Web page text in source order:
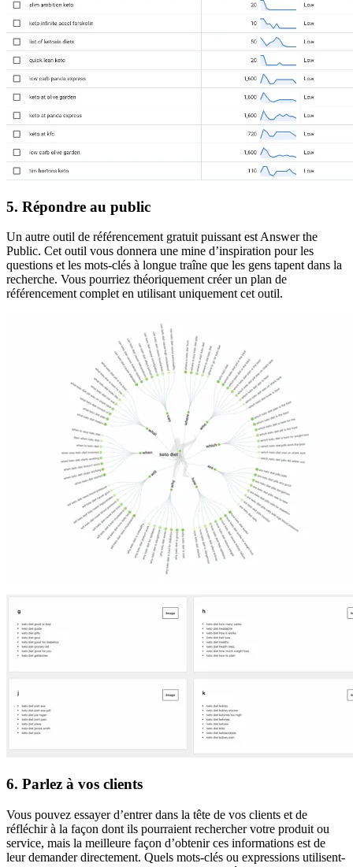
5. Répondre au public
Un autre outil de référencement gratuit puissant est Answer the
Public. Cet outil vous donnera une mine d’inspiration pour les
questions et les mots-clés à longue traîne que les gens tapent dans la
recherche. Vous pourriez théoriquement créer un plan de
référencement complet en utilisant uniquement cet outil.
6. Parlez à vos clients
Vous pouvez essayer d’entrer dans la tête de vos clients et de
réfléchir à la façon dont ils pourraient rechercher votre produit ou
service, mais la meilleure façon d’obtenir ces informations est de
leur demander directement. Quels mots-clés ou expressions utilisent-